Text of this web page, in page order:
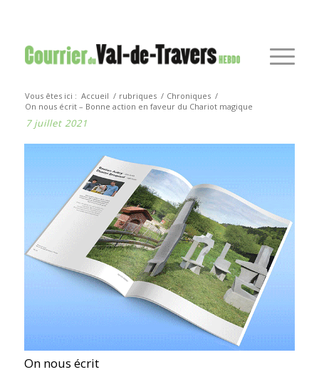
Vous êtes ici : Accueil / rubriques / Chroniques /
On nous écrit – Bonne action en faveur du Chariot magique
7 juillet 2021
On nous écrit